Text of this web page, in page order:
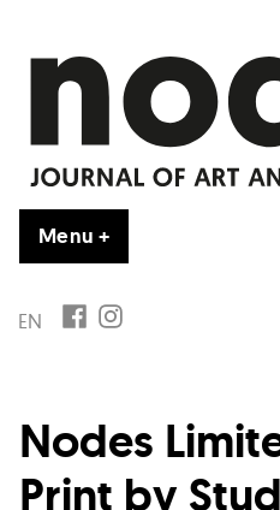
contenuto
Menu +
EN FB IG
Nodes
Print by